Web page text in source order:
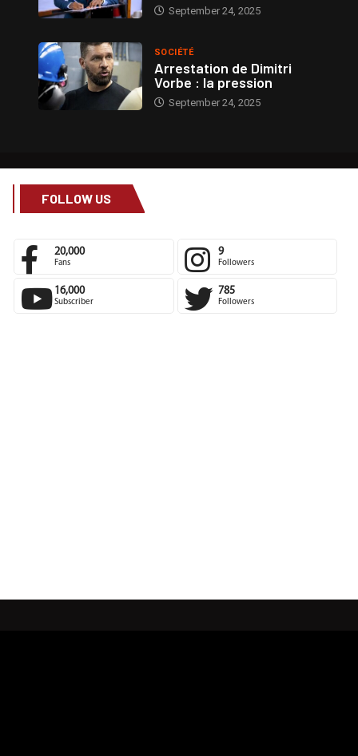
September 24, 2025
SOCIÉTÉ
Arrestation de Dimitri
Vorbe : la pression
September 24, 2025
FOLLOW US
20,000
Fans
9
Followers
16,000
Subscriber
785
Followers